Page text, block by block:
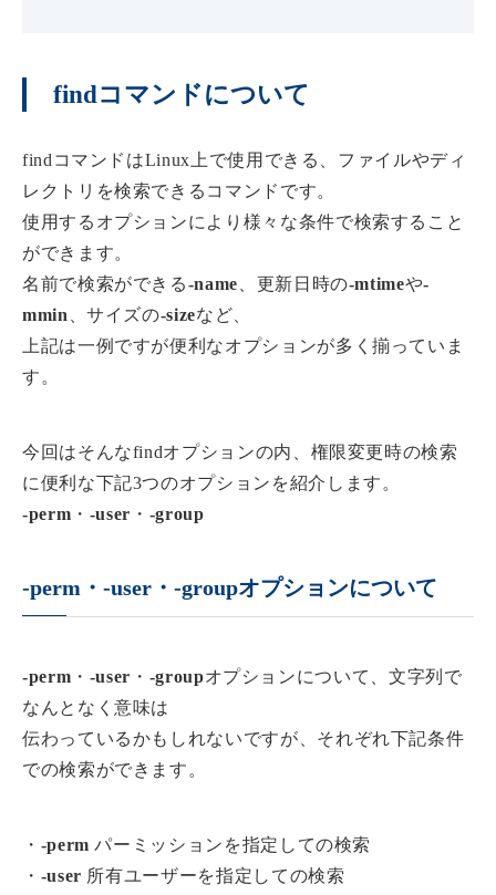
findコマンドについて
findコマンドはLinux上で使用できる、ファイルやディ
レクトリを検索できるコマンドです。
使用するオプションにより様々な条件で検索すること
ができます。
名前で検索ができる-name 、更新日時の-mtimeや-
mmin 、サイズの-sizeなど、
上記は一例ですが便利なオプションが多く揃っていま
す。
今回はそんなfindオプションの内、権限変更時の検索
に便利な下記3つのオプションを紹介します。
-perm ・ -user ・ -group
-perm・-user・-groupオプションについて
-perm ・ -user ・ -groupオプションについて、文字列で
なんとなく意味は
伝わっているかもしれないですが、それぞれ下記条件
での検索ができます。
・ -perm パーミッションを指定しての検索
・ -user 所有ユーザーを指定しての検索